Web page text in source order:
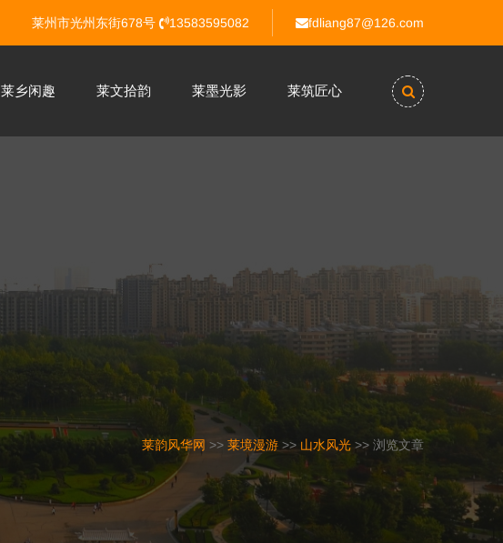
莱州市光州东街678号 13583595082 fdliang87@126.com
莱乡闲趣 莱文拾韵 莱墨光影 莱筑匠心
莱韵风华网 >> 莱境漫游 >> 山水风光 >> 浏览文章